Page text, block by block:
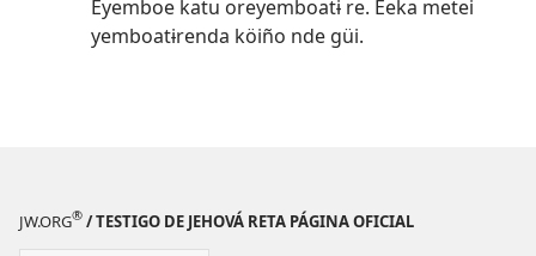
Eyemboe katu oreyemboatɨ re. Eeka metei
yemboatɨrenda köiño nde güi.
JW.ORG® / TESTIGO DE JEHOVÁ RETA PÁGINA OFICIAL